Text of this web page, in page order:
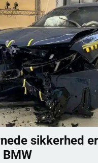
sikkerhed